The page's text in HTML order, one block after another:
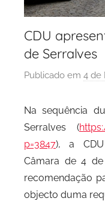
CDU
de Serralves
Publicado em 4 de
Na sequência
Serralves (
p=3847), a
Câmara de 4
recomendação
objecto duma